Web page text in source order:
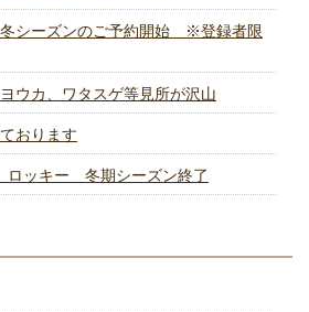
冬シーズンのご予約開始 ※登録者限
ウカ、ワタスゲ等見所が沢山
おります
ッキー 冬期シーズン終了